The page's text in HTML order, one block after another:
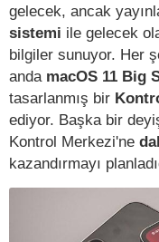
gelecek, ancak
sistemi ile gelecek
bilgiler sunuyor. Her
anda macOS 11 Big
tasarlanmış bir
ediyor. Başka bir
Kontrol Merkezi'ne
kazandırmayı